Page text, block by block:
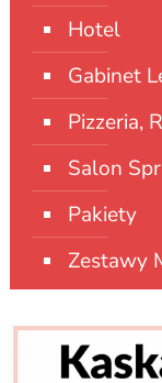
Hotel
Gabinet
Pizzeria,
Salon
Pakiety
Zestawy